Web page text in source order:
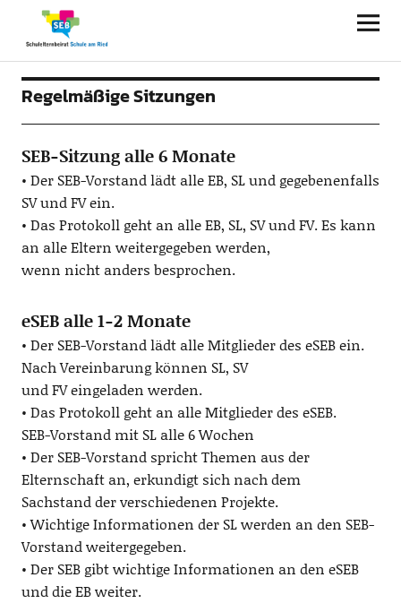
Regelmäßige Sitzungen
SEB-Sitzung alle 6 Monate
• Der SEB-Vorstand lädt alle EB, SL und gegebenenfalls
SV und FV ein.
• Das Protokoll geht an alle EB, SL, SV und FV. Es kann
an alle Eltern weitergegeben werden,
wenn nicht anders besprochen.
eSEB alle 1-2 Monate
• Der SEB-Vorstand lädt alle Mitglieder des eSEB ein.
Nach Vereinbarung können SL, SV
und FV eingeladen werden.
• Das Protokoll geht an alle Mitglieder des eSEB.
SEB-Vorstand mit SL alle 6 Wochen
• Der SEB-Vorstand spricht Themen aus der
Elternschaft an, erkundigt sich nach dem
Sachstand der verschiedenen Projekte.
• Wichtige Informationen der SL werden an den SEB-
Vorstand weitergegeben.
• Der SEB gibt wichtige Informationen an den eSEB
und die EB weiter.